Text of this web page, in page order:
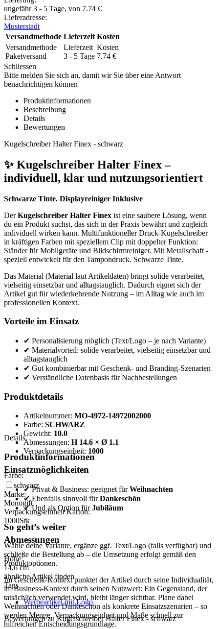
ungefähr 3 - 5 Tage, von 7.74 €
Lieferadresse:
Musterstadt
Versandmethode Lieferzeit Kosten
Versandmethode
Paketversand
Lieferzeit
3 - 5 Tage
Kosten
7.74 €
Schliessen
Bitte melden Sie sich an, damit wir Sie über eine Antwort
benachrichtigen können
Produktinformationen
Beschreibung
Details
Bewertungen
Kugelschreiber Halter Finex - schwarz
✨ Kugelschreiber Halter Finex –
individuell, klar und nutzungsorientiert
Schwarze Tinte. Displayreiniger Inklusive
DerKugelschreiber Halter Finex ist eine saubere Lösung, wenn
du ein Produkt suchst, das sich in der Praxis bewährt und zugleich
individuell wirken kann. Multifunktioneller Druck-Kugelschreiber
in kräftigen Farben mit speziellem Clip mit doppelter Funktion:
Ständer für Mobilgeräte und Bildschirmreiniger. Mit Metallschaft -
speziell entwickelt für den Tampondruck. Schwarze Tinte.
Das Material (Material laut Artikeldaten) bringt solide verarbeitet,
vielseitig einsetzbar und alltagstauglich. Dadurch eignet sich der
Artikel gut für wiederkehrende Nutzung – im Alltag wie auch im
professionellen Kontext.
Vorteile im Einsatz
✔ Personalisierung möglich (Text/Logo – je nach Variante)
✔ Materialvorteil: solide verarbeitet, vielseitig einsetzbar und
alltagstauglich
✔ Gut kombinierbar mit Geschenk- und Branding-Szenarien
✔ Verständliche Datenbasis für Nachbestellungen
Produktdetails
Artikelnummer: MO-4972-14972002000
Farbe: SCHWARZ
Gewicht: 10.0
Abmessungen: H 14.6 × Ø 1.1
Verpackungseinheit: 1000
Einsatzmöglichkeiten
✔ Privat & Business: geeignet fürWeihnachten
✔ Ebenfalls sinnvoll fürDankeschön
✔ Und als Option fürJubiläum
So geht’s weiter
Wähle deine Variante, ergänze ggf. Text/Logo (falls verfügbar) und
schließe die Bestellung ab – die Umsetzung erfolgt gemäß den
Produktoptionen.
Im Geschenk-Kontext punktet der Artikel durch seine Individualität,
im Business-Kontext durch seinen Nutzwert: Ein Gegenstand, der
tatsächlich verwendet wird, bleibt länger sichtbar. Plane dabei
Weihnachten oder Dankeschön als konkrete Einsatzszenarien – so
werden Menge, Verpackungseinheit und Maße schnell zur
hilfreichen Entscheidungsgrundlage.
Details
Produktinformationen
Farbe:
schwarz
Marke:
Monogift
Verpackungseinheit Karton:
1000Stk
Abmessungen
Höhe:
14,6cm
ähnliche Artikel finden
Tags
Werbeartikel mit Logo
Bewertungen zu Kugelschreiber Halter Finex - schwarz